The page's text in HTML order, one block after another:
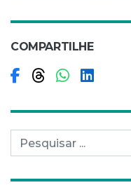
COMPARTILHE
Compartilhar
Pesquisar por: